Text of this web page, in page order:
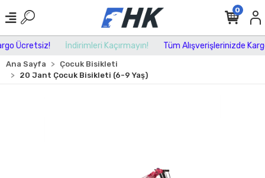
Ücretsiz! İndirimleri Kaçırmayın! Tüm Alışverişlerinizde
0
Ana Sayfa
Çocuk Bisikleti
20 Jant Çocuk Bisikleti (6-9 Yaş)